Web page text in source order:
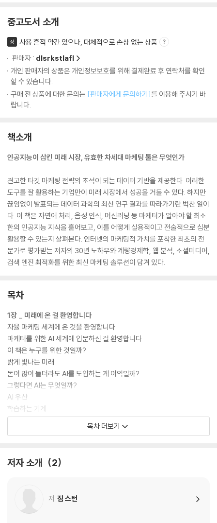
중고도서 소개
상
사용 흔적 약간 있으나, 대체적으로 손상 없는 상품
판매자 : dlsrkstlafl
개인 판매자의 상품은 개인정보보호를 위해 결제완료 후 연락처를 확인
할 수 있습니다.
구매 전 상품에 대한 문의는 [판매자에게 문의하기]를 이용해 주시기 바
랍니다.
책소개
인공지능이 삼킨 미래 시장, 유효한 차세대 마케팅 툴은 무엇인가
견고한 타깃 마케팅 전략의 초석이 되는 데이터 기반을 제공한다. 이러한
도구를 잘 활용하는 기업만이 미래 시장에서 성공을 거둘 수 있다. 하지만
끊임없이 발표되는 데이터 과학의 최신 연구 결과를 따라가기란 벅찬 일이
다. 이 책은 자연어 처리, 음성 인식, 머신러닝 등 마케터가 알아야 할 최소
한의 인공지능 지식을 훑어보고, 이를 어떻게 실용적이고 전술적으로 십분
활용할 수 있는지 살펴본다. 인터넷의 마케팅적 가치를 포착한 최초의 전
문가로 평가받는 저자의 30년 노하우와 계량경제학, 웹 분석, 소셜미디어,
검색 엔진 최적화를 위한 최신 마케팅 솔루션이 담겨 있다.
목차
1장 _ 미래에 온 걸 환영합니다
자율 마케팅 세계에 온 것을 환영합니다
마케터를 위한 AI 세계에 입문하신 걸 환영합니다
이 책은 누구를 위한 것일까?
밝게 빛나는 미래
돈이 많이 들더라도 AI를 도입하는 게 이익일까?
그렇다면 AI는 무엇일까?
AI 우산
학습하는 기계
아직 도달하지 못한 것일까?
우리는 정말 계산할 수 있을까?
데이터 과학자가 2장을 읽어야 할 세 가지 이유
마케팅 전문가가 2장을 읽어야 하는 이유
목차 더보기
저자 소개 2
저 짐 스턴